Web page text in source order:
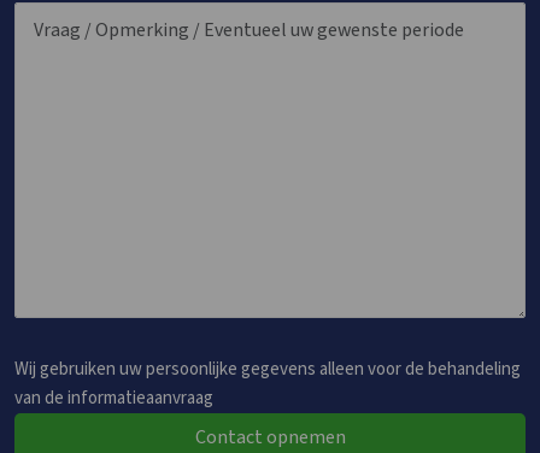
Wij gebruiken uw persoonlijke gegevens alleen voor de behandeling
van de informatieaanvraag
Contact opnemen